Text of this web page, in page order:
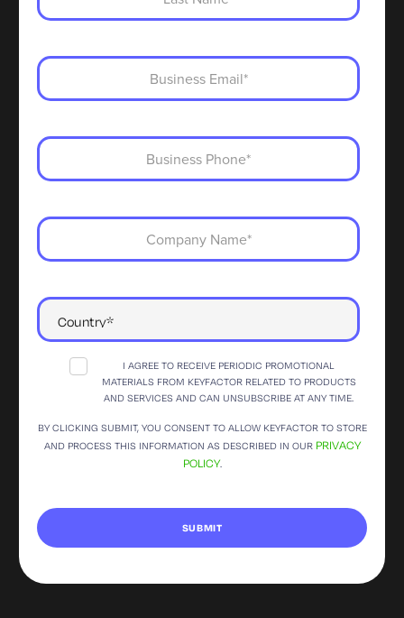
I AGREE TO RECEIVE PERIODIC PROMOTIONAL
MATERIALS FROM KEYFACTOR RELATED TO PRODUCTS
AND SERVICES AND CAN UNSUBSCRIBE AT ANY TIME.
BY CLICKING SUBMIT, YOU CONSENT TO ALLOW KEYFACTOR TO STORE
AND PROCESS THIS INFORMATION AS DESCRIBED IN OUR PRIVACY
POLICY.